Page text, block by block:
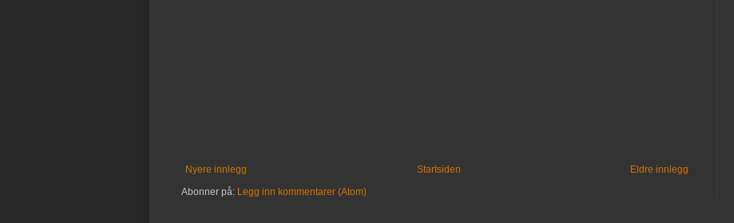
Nyere innlegg Eldre innlegg
Startsiden
Abonner på: Legg inn kommentarer (Atom)